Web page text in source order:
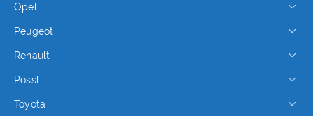
Opel
Peugeot
Renault
Pössl
Toyota